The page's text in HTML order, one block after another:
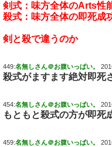
剣式：味方全体のArts性
殺式：味方全体の即死成
剣と殺で違うのか
449:名無しさん＠お腹いっぱい。
殺式がますます絶対即死
454:名無しさん＠お腹いっぱい。
もともと殺式の方が即死
459:名無しさん＠お腹いっぱい。